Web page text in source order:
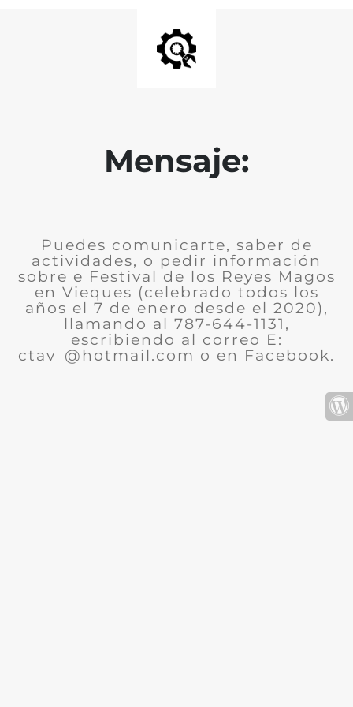
Mensaje:
Puedes comunicarte, saber de
actividades, o pedir información
sobre e Festival de los Reyes Magos
en Vieques (celebrado todos los
años el 7 de enero desde el 2020),
llamando al 787-644-1131,
escribiendo al correo E:
ctav_@hotmail.com o en Facebook.